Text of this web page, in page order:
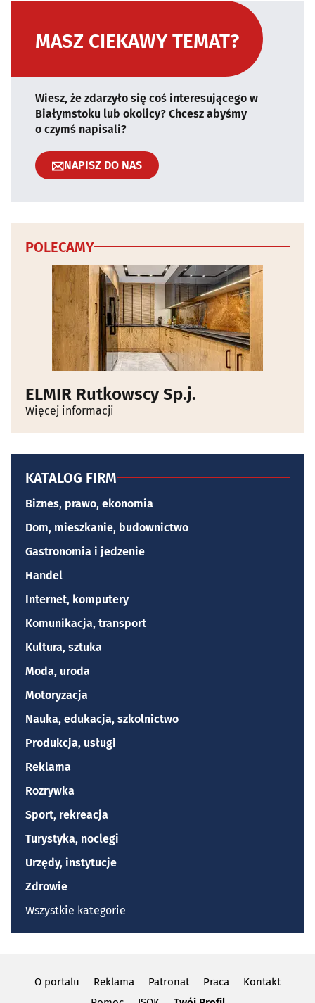
MASZ CIEKAWY TEMAT?
Wiesz, że zdarzyło się coś interesującego w
Białymstoku lub okolicy? Chcesz abyśmy
o czymś napisali?
NAPISZ DO NAS
POLECAMY
ELMIR Rutkowscy Sp.j.
Więcej informacji
KATALOG FIRM
Biznes, prawo, ekonomia
Dom, mieszkanie, budownictwo
Gastronomia i jedzenie
Handel
Internet, komputery
Komunikacja, transport
Kultura, sztuka
Moda, uroda
Motoryzacja
Nauka, edukacja, szkolnictwo
Produkcja, usługi
Reklama
Rozrywka
Sport, rekreacja
Turystyka, noclegi
Urzędy, instytucje
Zdrowie
Wszystkie kategorie
O portalu Reklama Patronat Praca
Kontakt